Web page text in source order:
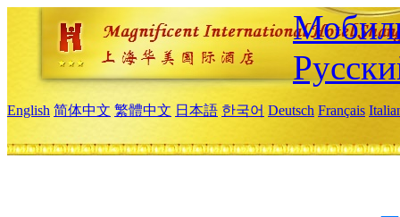
English 简体中文 繁體中文 日本語 한국어 Deutsch Français